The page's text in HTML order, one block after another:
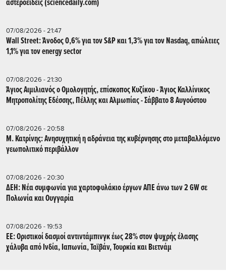
αστεροειδείς (sciencedaily.com)
07/08/2026 - 21:47
Wall Street: Άνοδος 0,6% για τον S&P και 1,3% για τον Nasdaq, απώλειες
1,1% για τον energy sector
07/08/2026 - 21:30
Άγιος Αιμιλιανός ο Ομολογητής, επίσκοπος Κυζίκου - Άγιος Καλλίνικος
Μητροπολίτης Εδέσσης, Πέλλης και Αλμωπίας - Σάββατο 8 Αυγούστου
07/08/2026 - 20:58
Μ. Κατρίνης: Ανησυχητική η αδράνεια της κυβέρνησης στο μεταβαλλόμενο
γεωπολιτικό περιβάλλον
07/08/2026 - 20:30
ΔΕΗ: Νέα συμφωνία για χαρτοφυλάκιο έργων ΑΠΕ άνω των 2 GW σε
Πολωνία και Ουγγαρία
07/08/2026 - 19:53
ΕΕ: Οριστικοί δασμοί αντιντάμπινγκ έως 28% στον ψυχρής έλασης
χάλυβα από Ινδία, Ιαπωνία, Ταϊβάν, Τουρκία και Βιετνάμ